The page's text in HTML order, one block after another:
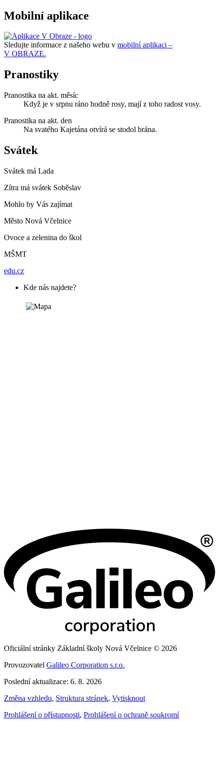
Mobilní aplikace
Sledujte informace z našeho webu v mobilní aplikaci –
V OBRAZE.
Pranostiky
Pranostika na akt. měsíc
Když je v srpnu ráno hodně rosy, mají z toho radost vosy.
Pranostika na akt. den
Na svatého Kajetána otvírá se stodol brána.
Svátek
Svátek má Lada
Zítra má svátek Soběslav
Mohlo by Vás zajímat
Město Nová Včelnice
Ovoce a zelenina do škol
MŠMT
edu.cz
Kde nás najdete?
Oficiální stránky Základní školy Nová Včelnice © 2026
Provozovatel Galileo Corporation s.r.o.
Poslední aktualizace: 6. 8. 2026
Změna vzhledu, Struktura stránek, Vytisknout
Prohlášení o přístupnosti, Prohlášení o ochraně soukromí